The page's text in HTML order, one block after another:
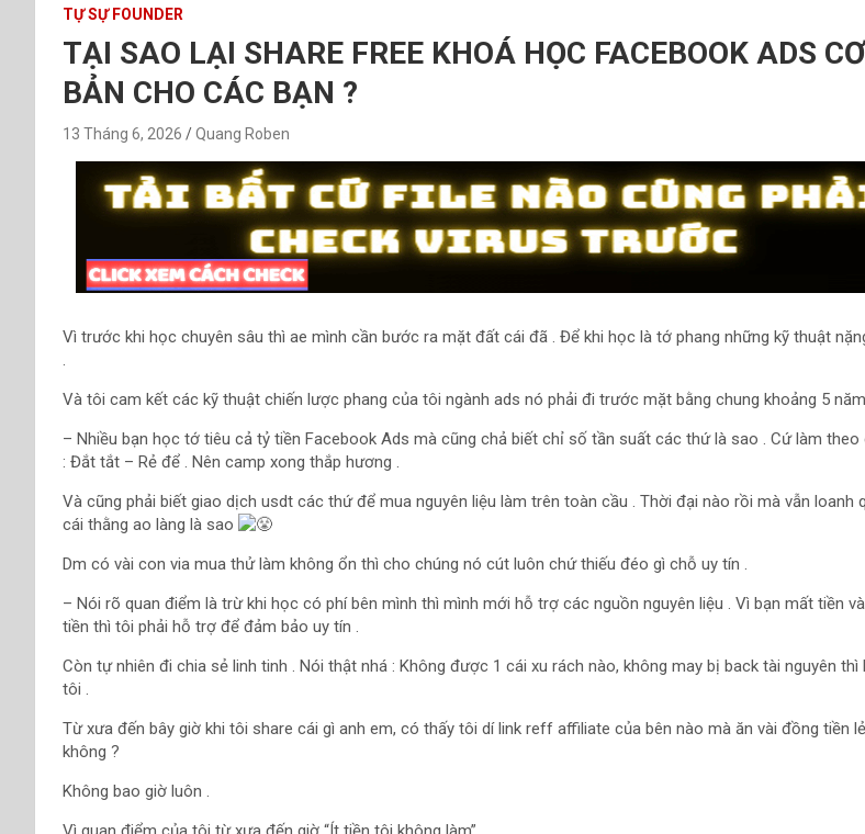
TỰ SỰ FOUNDER
TẠI SAO LẠI SHARE FREE KHOÁ HỌC FACEBOOK ADS CƠ
BẢN CHO CÁC BẠN ?
13 Tháng 6, 2026 Quang Roben
Vì trước khi học chuyên sâu thì ae mình cần bước ra mặt đất cái đã . Để khi học là tớ phang những kỹ thuật
.
Và tôi cam kết các kỹ thuật chiến lược phang của tôi ngành ads nó phải đi trước mặt bằng chung khoảng 5
– Nhiều bạn học tớ tiêu cả tỷ tiền Facebook Ads mà cũng chả biết chỉ số tần suất các thứ là sao . Cứ làm theo
: Đắt tắt – Rẻ để . Nên camp xong thắp hương .
Và cũng phải biết giao dịch usdt các thứ để mua nguyên liệu làm trên toàn cầu . Thời đại nào rồi mà vẫn loanh
cái thằng ao làng là sao
Dm có vài con via mua thử làm không ổn thì cho chúng nó cút luôn chứ thiếu đéo gì chỗ uy tín .
– Nói rõ quan điểm là trừ khi học có phí bên mình thì mình mới hỗ trợ các nguồn nguyên liệu . Vì bạn mất tiền
tiền thì tôi phải hỗ trợ để đảm bảo uy tín .
Còn tự nhiên đi chia sẻ linh tinh . Nói thật nhá : Không được 1 cái xu rách nào, không may bị back tài nguyên thì
tôi .
Từ xưa đến bây giờ khi tôi share cái gì anh em, có thấy tôi dí link reff affiliate của bên nào mà ăn vài đồng tiền
không ?
Không bao giờ luôn .